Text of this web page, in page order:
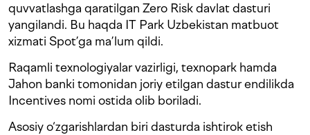
quvvatlashga qaratilgan Zero Risk davlat dasturi
yangilandi. Bu haqda IT Park Uzbekistan matbuot
xizmati Spot’ga ma’lum qildi.
Raqamli texnologiyalar vazirligi, texnopark hamda
Jahon banki tomonidan joriy etilgan dastur endilikda
Incentives nomi ostida olib boriladi.
Asosiy o‘zgarishlardan biri dasturda ishtirok etish